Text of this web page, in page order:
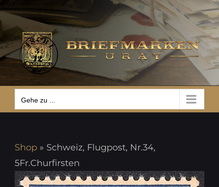
Zum
Inhalt
springen
Gehe zu ...
Gehe zu ...
Shop » Schweiz, Flugpost, Nr.34,
5Fr.Churfirsten